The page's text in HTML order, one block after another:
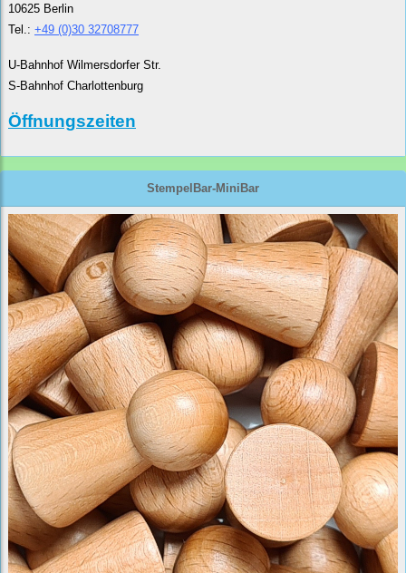
10625 Berlin
Tel.: +49 (0)30 32708777
U-Bahnhof Wilmersdorfer Str.
S-Bahnhof Charlottenburg
Öffnungszeiten
StempelBar-MiniBar